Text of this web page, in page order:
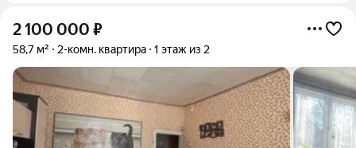
2 100 000 ₽
58,7 м² 2-комн. квартира 1 этаж из 2